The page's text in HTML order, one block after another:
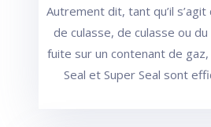
Autrement dit, tant qu’il s’agit
de culasse, de culasse ou du
fuite sur un contenant de
Seal et Super Seal sont